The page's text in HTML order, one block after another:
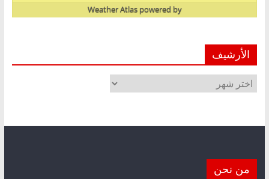
powered by
Weather Atlas
الأرشيف
الأرشيف
من نحن